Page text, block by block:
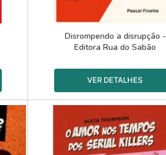
Disrompendo a disrupção -
Editora Rua do Sabão